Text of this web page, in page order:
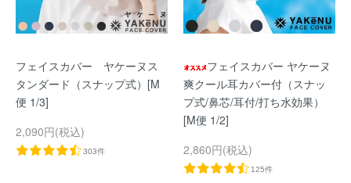
フェイスカバー ヤケーヌス
タンダード（スナップ式）[M
便 1/3]
2,090円(税込)
303件
フェイスカバー ヤケーヌ
爽クール耳カバー付（スナッ
プ式/鼻芯/耳付/打ち水効果）
[M便 1/2]
2,860円(税込)
125件